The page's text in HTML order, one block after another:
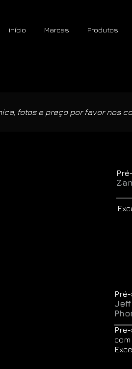
início Marcas Produtos
fotos e preço por favor nos
Jeff